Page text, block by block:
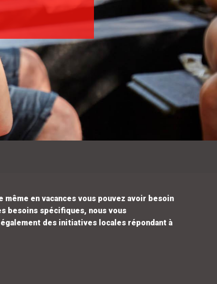
en vacances vous pouvez avoir besoin
besoins spécifiques, nous vous
des initiatives locales répondant à